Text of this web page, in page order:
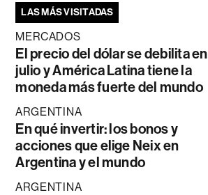
LAS MÁS VISITADAS
MERCADOS
El precio del dólar se debilita en
julio y América Latina tiene la
moneda más fuerte del mundo
ARGENTINA
En qué invertir: los bonos y
acciones que elige Neix en
Argentina y el mundo
ARGENTINA